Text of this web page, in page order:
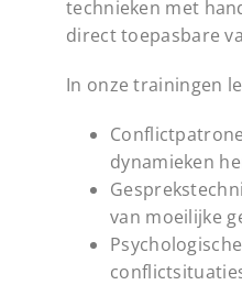
technieken met
direct toepasbare
In onze trainingen
dynamieken
van moeilijke